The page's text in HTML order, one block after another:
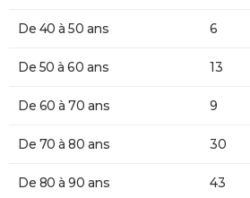
De 40 à 50 ans 6
De 50 à 60 ans 13
De 60 à 70 ans 9
De 70 à 80 ans 30
De 80 à 90 ans 43